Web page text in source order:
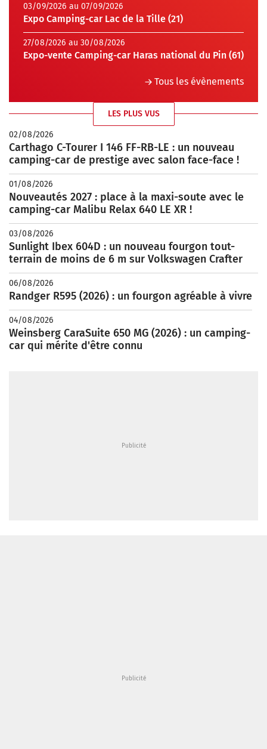
03/09/2026 au 07/09/2026
Expo Camping-car Lac de la Tille (21)
27/08/2026 au 30/08/2026
Expo-vente Camping-car Haras national du Pin (61)
Tous les évènements
LES PLUS VUS
02/08/2026
Carthago C-Tourer I 146 FF-RB-LE : un nouveau
camping-car de prestige avec salon face-face !
01/08/2026
Nouveautés 2027 : place à la maxi-soute avec le
camping-car Malibu Relax 640 LE XR !
03/08/2026
Sunlight Ibex 604D : un nouveau fourgon tout-
terrain de moins de 6 m sur Volkswagen Crafter
06/08/2026
Randger R595 (2026) : un fourgon agréable à vivre
04/08/2026
Weinsberg CaraSuite 650 MG (2026) : un camping-
car qui mérite d'être connu